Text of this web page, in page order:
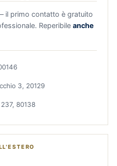
il primo contatto è gratuito
Reperibile anche
3, 20129
80138